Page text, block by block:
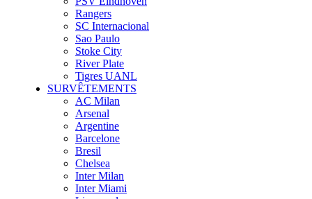
Rangers
SC Internacional
Sao Paulo
Stoke City
River Plate
Tigres UANL
SURVÊTEMENTS
AC Milan
Arsenal
Argentine
Barcelone
Bresil
Chelsea
Inter Milan
Inter Miami